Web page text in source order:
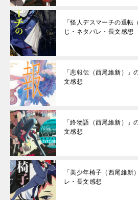
「怪人デスマーチの退転
じ・ネタバレ・長文感想
「悲報伝（西尾維新）
文感想
「終物語（西尾維新）
文感想
「美少年椅子（西尾維
レ・長文感想